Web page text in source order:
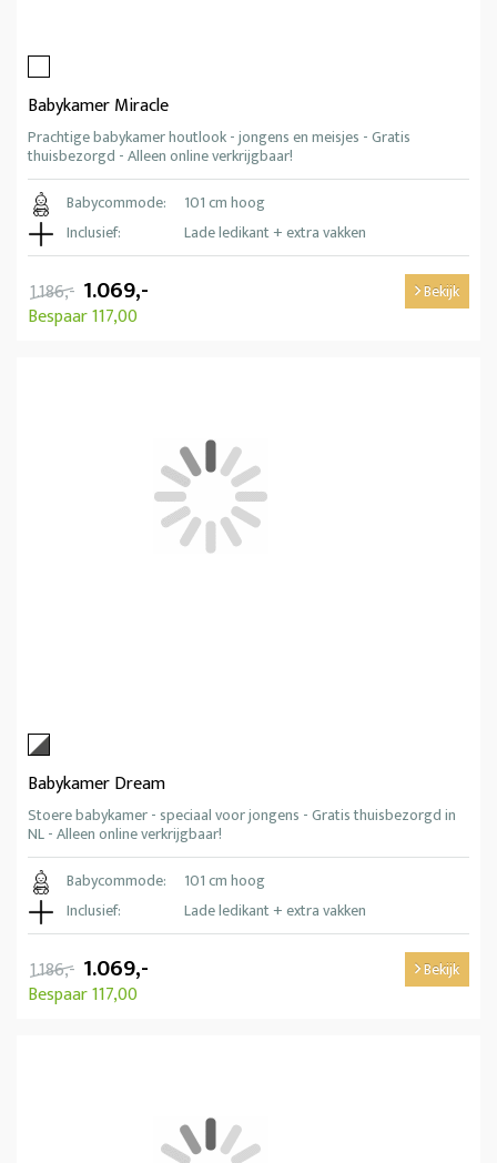
Babykamer Miracle
Prachtige babykamer houtlook - jongens en meisjes - Gratis
thuisbezorgd - Alleen online verkrijgbaar!
Babycommode:
101 cm hoog
Inclusief:
Lade ledikant + extra vakken
1.186,- 1.069,-
Bespaar 117,00
Bekijk
Babykamer Dream
Stoere babykamer - speciaal voor jongens - Gratis thuisbezorgd in
NL - Alleen online verkrijgbaar!
Babycommode:
101 cm hoog
Inclusief:
Lade ledikant + extra vakken
1.186,- 1.069,-
Bespaar 117,00
Bekijk